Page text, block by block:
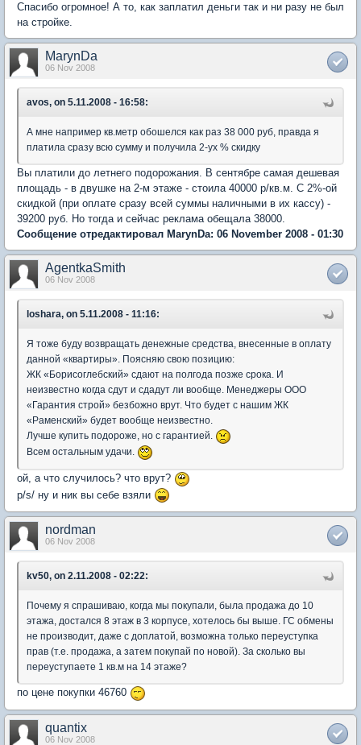
Спасибо огромное! А то, как заплатил деньги так и ни разу не был
на стройке.
MarynDa
06 Nov 2008
avos, on 5.11.2008 - 16:58:
А мне например кв.метр обошелся как раз 38 000 руб, правда я
платила сразу всю сумму и получила 2-ух % скидку
Вы платили до летнего подорожания. В сентябре самая дешевая
площадь - в двушке на 2-м этаже - стоила 40000 р/кв.м. С 2%-ой
скидкой (при оплате сразу всей суммы наличными в их кассу) -
39200 руб. Но тогда и сейчас реклама обещала 38000.
Сообщение отредактировал MarynDa: 06 November 2008 - 01:30
AgentkaSmith
06 Nov 2008
loshara, on 5.11.2008 - 11:16:
Я тоже буду возвращать денежные средства, внесенные в оплату
данной «квартиры». Поясняю свою позицию:
ЖК «Борисоглебский» сдают на полгода позже срока. И
неизвестно когда сдут и сдадут ли вообще. Менеджеры ООО
«Гарантия строй» безбожно врут. Что будет с нашим ЖК
«Раменский» будет вообще неизвестно.
Лучше купить подороже, но с гарантией.
Всем остальным удачи.
ой, а что случилось? что врут?
p/s/ ну и ник вы себе взяли
nordman
06 Nov 2008
kv50, on 2.11.2008 - 02:22:
Почему я спрашиваю, когда мы покупали, была продажа до 10
этажа, достался 8 этаж в 3 корпусе, хотелось бы выше. ГС обмены
не производит, даже с доплатой, возможна только переуступка
прав (т.е. продажа, а затем покупай по новой). За сколько вы
переуступаете 1 кв.м на 14 этаже?
по цене покупки 46760
quantix
06 Nov 2008